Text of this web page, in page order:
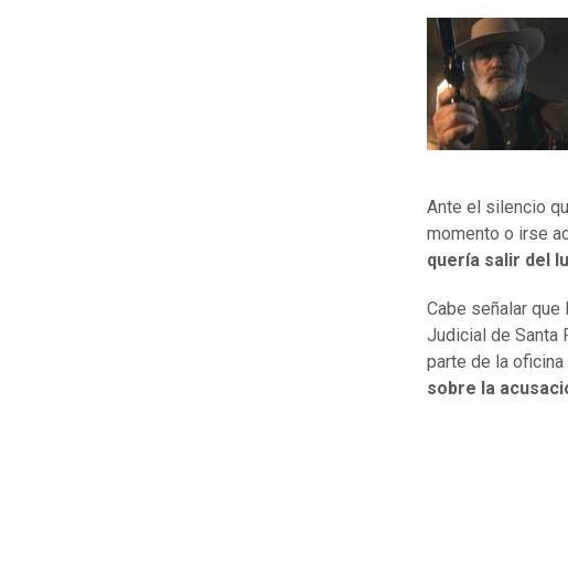
Ante el silencio
momento o irse
quería salir del
Cabe señalar
Judicial de Santa
parte de la
sobre la